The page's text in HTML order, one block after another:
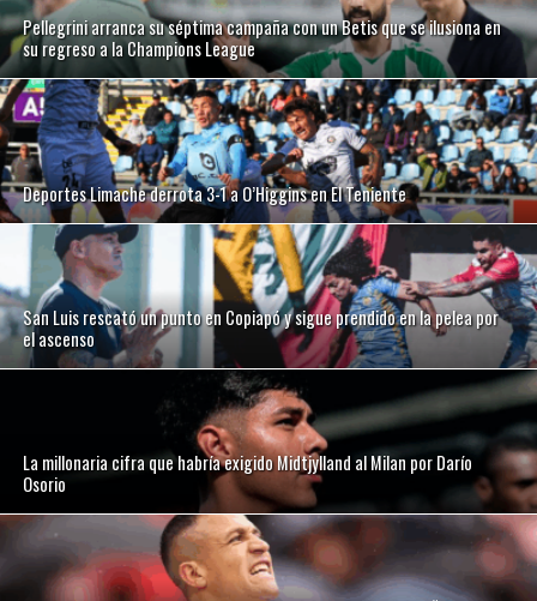
Pellegrini arranca su séptima campaña con un Betis que se ilusiona en
su regreso a la Champions League
Deportes Limache derrota 3-1 a O’Higgins en El Teniente
San Luis rescató un punto en Copiapó y sigue prendido en la pelea por
el ascenso
La millonaria cifra que habría exigido Midtjylland al Milan por Darío
Osorio